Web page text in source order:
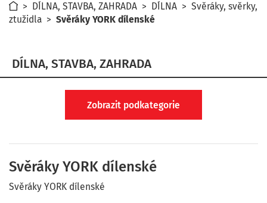
> DÍLNA, STAVBA, ZAHRADA > DÍLNA > Svěráky, svěrky,
ztužidla > Svěráky YORK dílenské
DÍLNA, STAVBA, ZAHRADA
Zobrazit podkategorie
Svěráky YORK dílenské
Svěráky YORK dílenské